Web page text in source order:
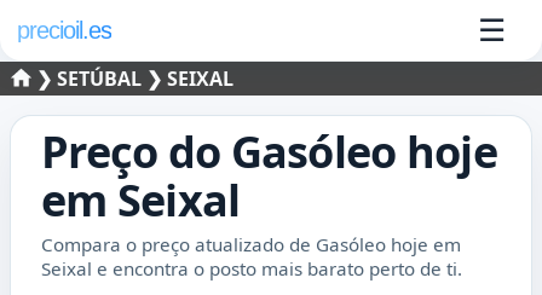
precioil.es ☰
❯SETÚBAL ❯ SEIXAL
Preço do Gasóleo hoje
em Seixal
Compara o preço atualizado de Gasóleo hoje em
Seixal e encontra o posto mais barato perto de ti.